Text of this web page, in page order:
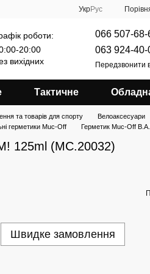
УкрРус
роботи:
20:00
вихідних
066 507-68-
063 924-40-
Передзвонити
Тактичне
та товарів для спорту Велоаксесуари
герметики Muc-Off
Герметик Muc-Off
125ml (MC.20032)
Швидке замовлення